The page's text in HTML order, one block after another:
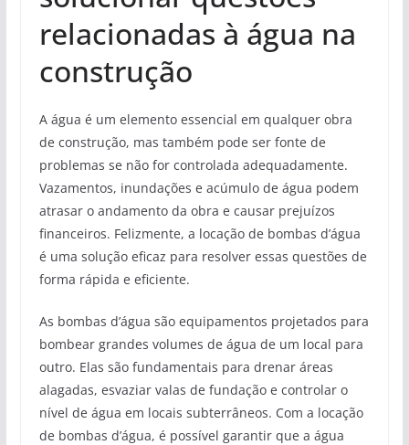
relacionadas à água na
construção
A água é um elemento essencial em qualquer obra
de construção, mas também pode ser fonte de
problemas se não for controlada adequadamente.
Vazamentos, inundações e acúmulo de água podem
atrasar o andamento da obra e causar prejuízos
financeiros. Felizmente, a locação de bombas d’água
é uma solução eficaz para resolver essas questões de
forma rápida e eficiente.
As bombas d’água são equipamentos projetados para
bombear grandes volumes de água de um local para
outro. Elas são fundamentais para drenar áreas
alagadas, esvaziar valas de fundação e controlar o
nível de água em locais subterrâneos. Com a locação
de bombas d’água, é possível garantir que a água